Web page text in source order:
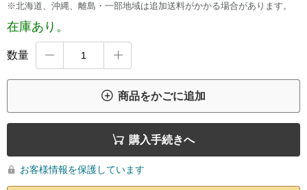
※北海道、沖縄、離島・一部地域は追加送料がかかる場合があります。
在庫あり。
数量  
 商品をかごに追加
 購入手続きへ
 お客様情報を保護しています